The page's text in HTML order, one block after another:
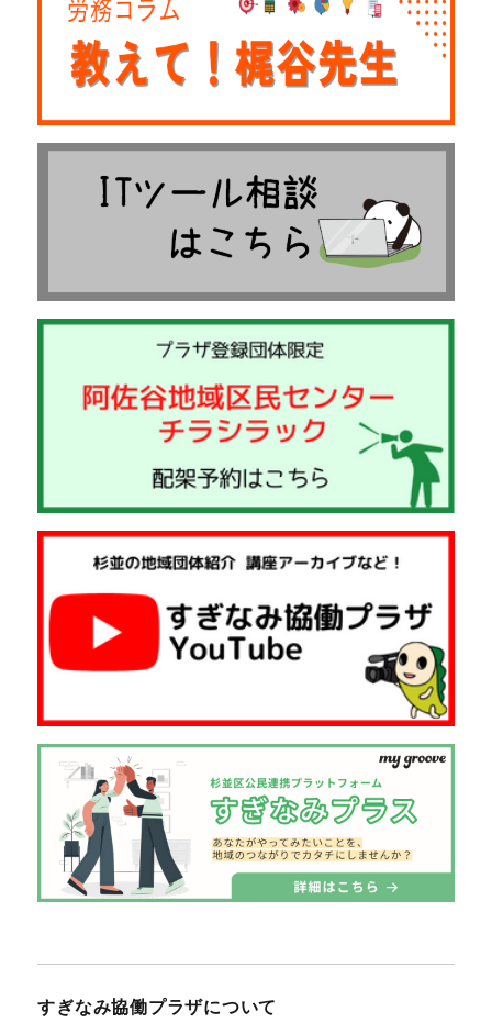
すぎなみ協働プラザについて